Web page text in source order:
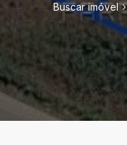
Buscar imóvel